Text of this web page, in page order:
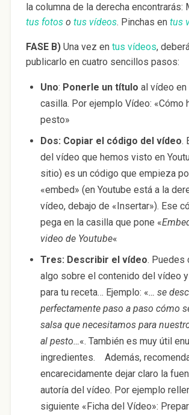
la columna de la derecha encontrarás:
tus fotoso tus vídeos. Pinchas en tus
FASE B)Una vez en tus vídeos,
publicarlo en cuatro sencillos pasos:
Uno: Ponerle un título al vídeo en
casilla. Por ejemplo Vídeo: «Cómo
pesto»
Dos: Copiar el código del vídeo.
del vídeo que hemos visto en
sitio) es un código que empieza
«embed» (en Youtube está a la
vídeo, debajo de «Insertar»). Ese
pega en la casilla que pone «
video de Youtube«
Tres: Describir el vídeo. Puedes
algo sobre el contenido del vídeo
para tu receta… Ejemplo: «… se
perfectamente paso a paso cómo
salsa que necesitamos para
al pesto…«. También es muy útil
ingredientes. Además,
encarecidamente dejar claro la
autoría del vídeo. Por ejemplo
siguiente «Ficha del Vídeo»: